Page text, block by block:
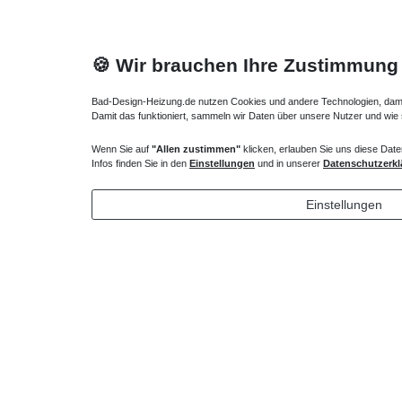
Heizkörper Ventil
135,00 € * 43,00
*inkl. ges.
🍪 Wir brauchen Ihre Zustimmung
Bad-Design-Heizung.de nutzen Cookies und andere Technologien,
Damit das funktioniert, sammeln wir Daten über unsere Nutzer und
Wenn Sie auf "Allen zustimmen" klicken, erlauben Sie uns diese
Infos finden Sie in den Einstellungen und in unserer
Einstellungen